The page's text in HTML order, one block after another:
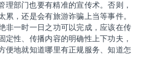
理部门也要有精准的宣传术。否则，
，还是会有旅游诈骗上当等事件。
非一时一日之功可以完成，应该在传
定性、传播内容的明确性上下功夫，
便地就知道哪里有正规服务、知道怎